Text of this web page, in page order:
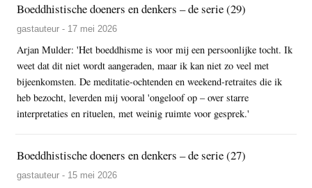
Boeddhistische doeners en denkers – de serie (29)
gastauteur - 17 mei 2026
Arjan Mulder: 'Het boeddhisme is voor mij een persoonlijke tocht. Ik
weet dat dit niet wordt aangeraden, maar ik kan niet zo veel met
bijeenkomsten. De meditatie-ochtenden en weekend-retraites die ik
heb bezocht, leverden mij vooral 'ongeloof op – over starre
interpretaties en rituelen, met weinig ruimte voor gesprek.'
Boeddhistische doeners en denkers – de serie (27)
gastauteur - 15 mei 2026